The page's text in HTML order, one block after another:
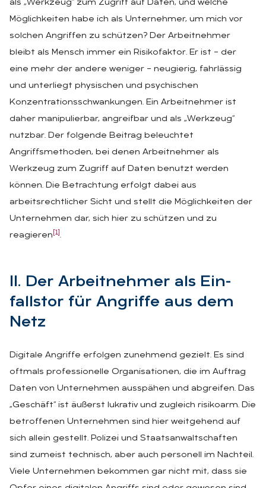
als „Werkzeug“ zum Zugriff auf Daten, und welche
Möglichkeiten habe ich als Unternehmer, um mich vor
solchen Angriffen zu schützen? Der Arbeitnehmer
bleibt als Mensch immer ein Risikofaktor. Er ist – der
eine mehr der andere weniger – neugierig, fahrlässig
und unterliegt physischen und psychischen
Konzentrationsschwankungen. Ein Arbeitnehmer ist
daher manipulierbar, angreifbar und als „Werkzeug“
nutzbar. Der folgende Beitrag beleuchtet
Angriffsmethoden, bei denen Arbeitnehmer als
Werkzeug zum Zugriff auf Daten benutzt werden
können. Die Betrachtung erfolgt dabei aus
arbeitsrechtlicher Sicht und stellt die Möglichkeiten der
Unternehmen dar, sich hier zu schützen und zu
reagieren [1] .
II. Der Ar­beit­neh­mer als Ein­
falls­tor für An­grif­fe aus dem
Netz
Digitale Angriffe erfolgen zunehmend gezielt. Es sind
oftmals professionelle Organisationen, die im Auftrag
Daten von Unternehmen ausspähen und abgreifen. Das
„Geschäft“ ist äußerst lukrativ und zugleich risikoarm. Die
betroffenen Unternehmen sind hier weitgehend auf
sich allein gestellt. Polizei und Staatsanwaltschaften
sind zumeist technisch, aber auch personell im Nachteil.
Viele Unternehmen bekommen gar nicht mit, dass sie